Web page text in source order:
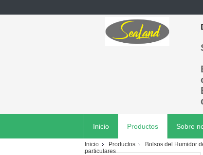
Inicio Productos Sobre
Inicio Productos Bolsos del Humidor
particulares